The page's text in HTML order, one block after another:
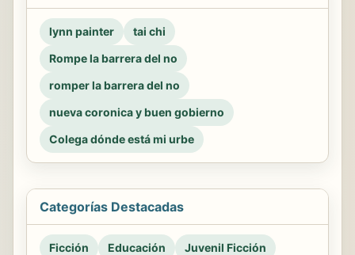
lynn painter
tai chi
Rompe la barrera del no
romper la barrera del no
nueva coronica y buen gobierno
Colega dónde está mi urbe
Categorías Destacadas
Ficción Educación
Juvenil Ficción